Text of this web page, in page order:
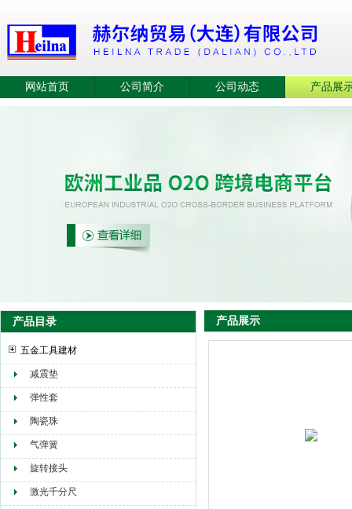
赫尔纳贸易（大连）有限公司
网站首页 公司简介 公司动态 产品展
产品目录
五金工具建材
减震垫
弹性套
陶瓷珠
气弹簧
旋转接头
激光千分尺
产品展示